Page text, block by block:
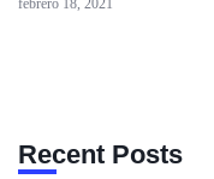
febrero 18, 2021
Recent Posts